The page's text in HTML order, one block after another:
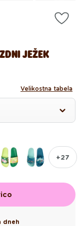
JEŽEK
Velikostna tabela
+27
dneh